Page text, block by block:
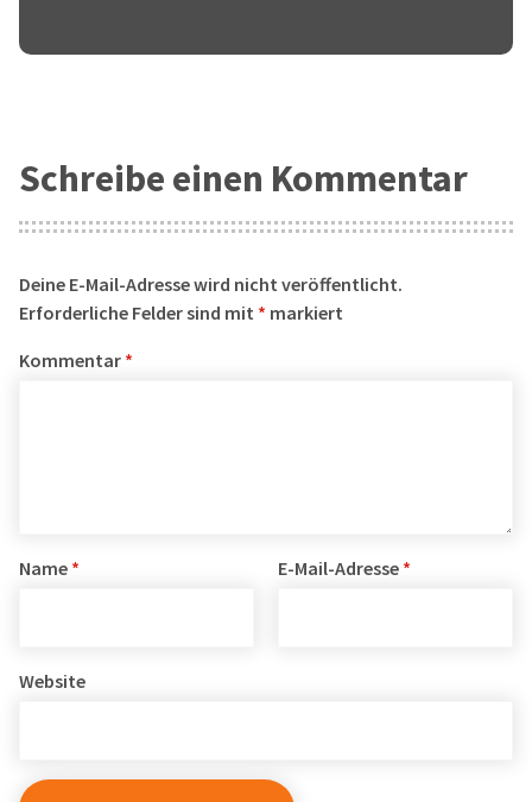
Schreibe einen Kommentar
Deine E-Mail-Adresse wird nicht veröffentlicht.
Erforderliche Felder sind mit * markiert
Kommentar *
Name * E-Mail-Adresse *
Website